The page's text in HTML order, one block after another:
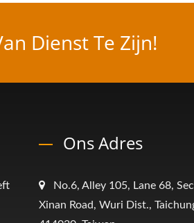
Dienst Te Zijn!
Ons Adres
No.6, Alley 105, Lane 68,
Xinan Road, Wuri Dist.,